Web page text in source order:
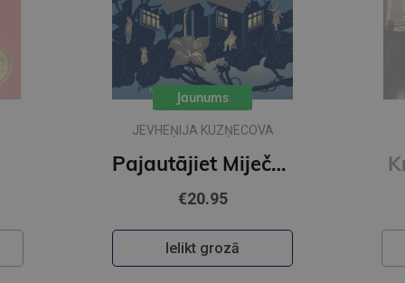
Jaunums
JEVHEŅIJA KUZŅECOVA
Pajautājiet Miječkai
€20.95
Ielikt grozā